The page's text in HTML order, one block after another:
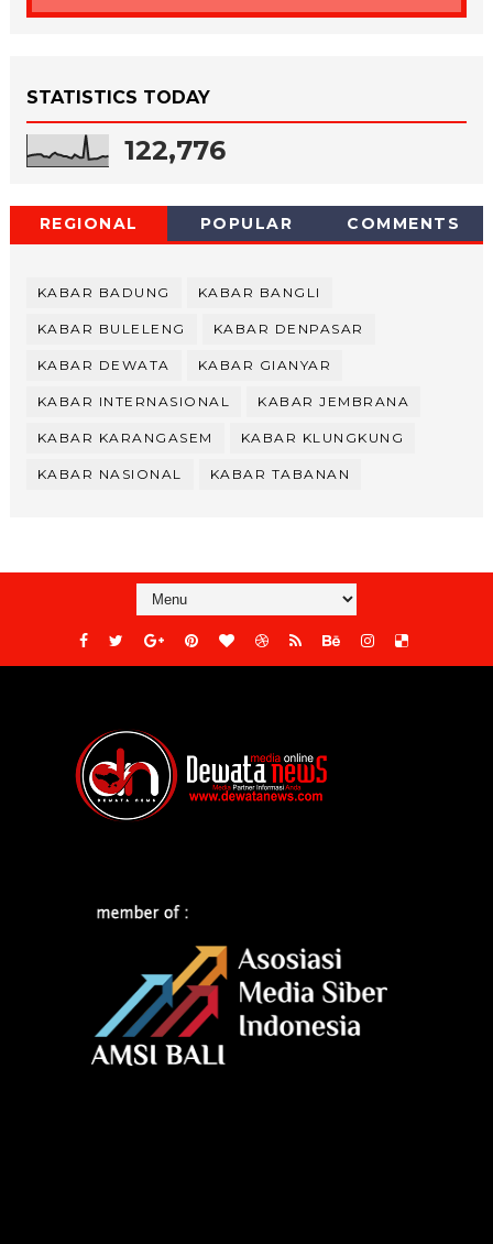
STATISTICS TODAY
122,776
REGIONAL POPULAR COMMENTS
KABAR BADUNG KABAR BANGLI
KABAR BULELENG KABAR DENPASAR
KABAR DEWATA KABAR GIANYAR
KABAR INTERNASIONAL KABAR JEMBRANA
KABAR KARANGASEM KABAR KLUNGKUNG
KABAR NASIONAL KABAR TABANAN